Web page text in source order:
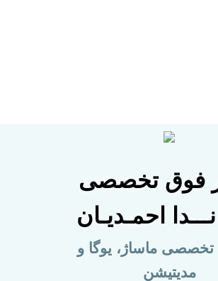
فوق تخصصی
احمـدیـان
ماساژ، یوگا و
مدیتیشن